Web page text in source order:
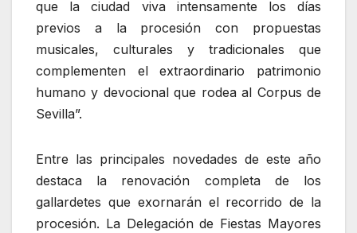
que la ciudad viva intensamente los días
previos a la procesión con propuestas
musicales, culturales y tradicionales que
complementen el extraordinario patrimonio
humano y devocional que rodea al Corpus de
Sevilla”.
Entre las principales novedades de este año
destaca la renovación completa de los
gallardetes que exornarán el recorrido de la
procesión. La Delegación de Fiestas Mayores